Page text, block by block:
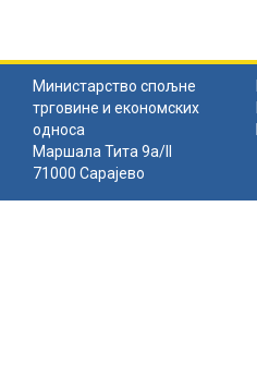
Министарство спољне
трговине и економских
односа
Маршала Тита 9а/II
71000 Сарајево